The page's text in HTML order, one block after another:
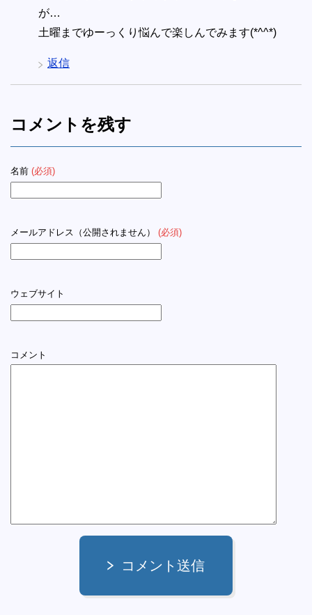
が…
土曜までゆーっくり悩んで楽しんでみます(*^^*)
返信
コメントを残す
名前 (必須)
メールアドレス（公開されません） (必須)
ウェブサイト
コメント
コメント送信